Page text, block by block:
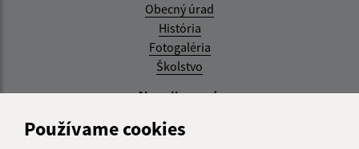
Používame cookies
Obecný úrad
História
Fotogaléria
Školstvo
Aktualizované:
04.08.2026 11:27 hod.